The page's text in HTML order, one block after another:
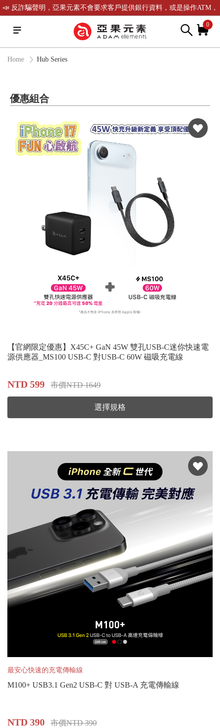
📣 反詐騙聲明，亞果元素不會要求客戶提供銀行資料，或是操作ATM，
可致電(02)-2738-9900聯繫我們或是165反詐騙電話查證！ 0
Home Hub Series
優惠組合
【官網限定優惠】X45C+ GaN 45W 雙孔USB-C迷你快速電
源供應器_MS100 USB-C 對USB-C 60W 磁吸充電線
NTD 599 市價NTD 1649
選擇規格
最安心快速的充電傳輸線
M100+ USB3.1 Gen2 USB-C 對 USB-A 充電傳輸線
NTD 390 市價NTD 390